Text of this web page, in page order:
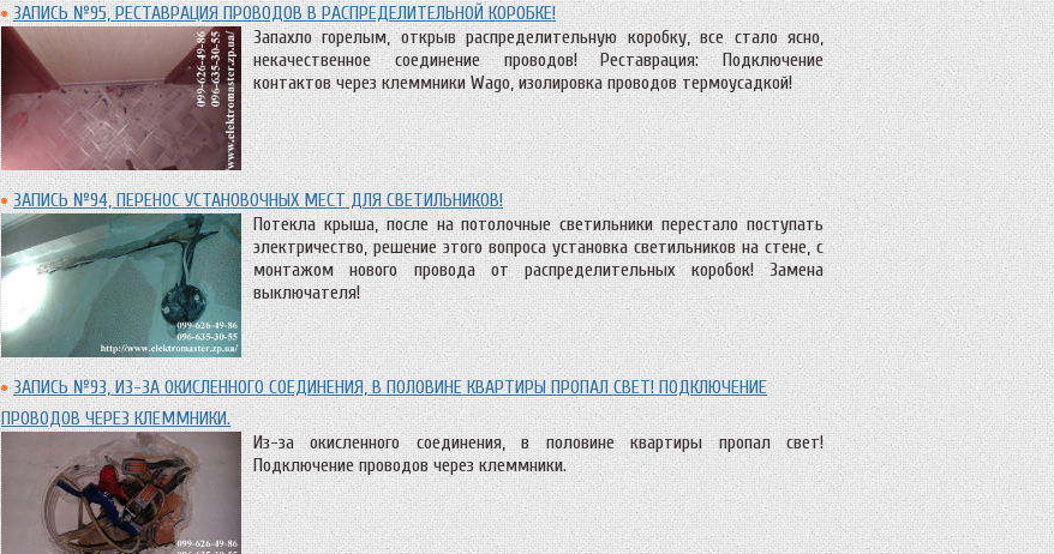
ЗАПИСЬ №95, РЕСТАВРАЦИЯ ПРОВОДОВ В РАСПРЕДЕЛИТЕЛЬНОЙ КОРОБКЕ!
Запахло горелым, открыв распределительную коробку, все стало ясно,
некачественное соединение проводов! Реставрация: Подключение
контактов через клеммники Wago, изолировка проводов термоусадкой!
ЗАПИСЬ №94, ПЕРЕНОС УСТАНОВОЧНЫХ МЕСТ ДЛЯ СВЕТИЛЬНИКОВ!
Потекла крыша, после на потолочные светильники перестало поступать
электричество, решение этого вопроса установка светильников на стене, с
монтажом нового провода от распределительных коробок! Замена
выключателя!
ЗАПИСЬ №93, ИЗ-ЗА ОКИСЛЕННОГО СОЕДИНЕНИЯ, В ПОЛОВИНЕ КВАРТИРЫ ПРОПАЛ СВЕТ! ПОДКЛЮЧЕНИЕ
ПРОВОДОВ ЧЕРЕЗ КЛЕММНИКИ.
Из-за окисленного соединения, в половине квартиры пропал свет!
Подключение проводов через клеммники.